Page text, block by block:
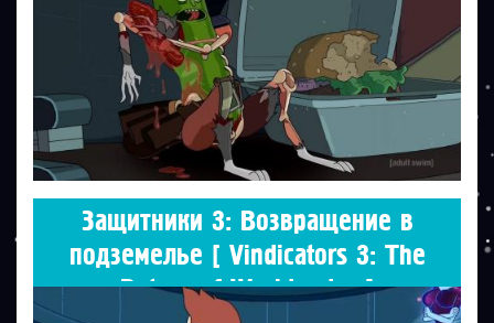
Защитники 3: Возвращение в
подземелье [ Vindicators 3: The
Return of Worldender ]